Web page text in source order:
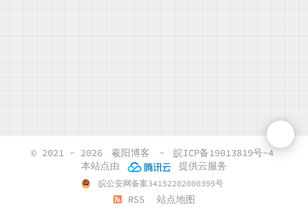
© 2021 - 2026 羲阳博客 -
皖ICP备19013819号-4
本站点由
提供云服务
皖公安网备案34152202000395号
RSS 站点地图